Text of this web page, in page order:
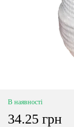
В наявності
34.25 грн